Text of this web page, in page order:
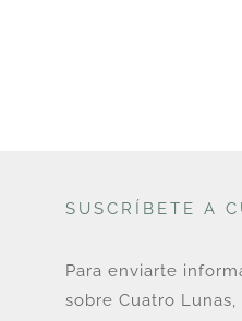
SUSCRÍBETE A
Para enviarte
sobre Cuatro